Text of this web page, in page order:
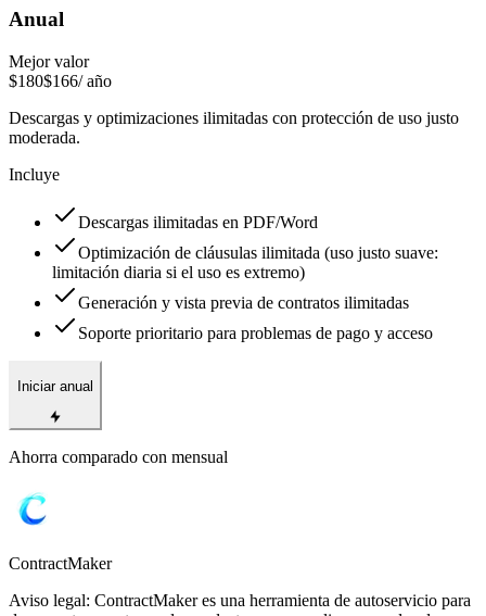
Anual
Mejor valor
$180$166/ año
Descargas y optimizaciones ilimitadas con protección de uso justo
moderada.
Incluye
Descargas ilimitadas en PDF/Word
Optimización de cláusulas ilimitada (uso justo suave:
limitación diaria si el uso es extremo)
Generación y vista previa de contratos ilimitadas
Soporte prioritario para problemas de pago y acceso
Iniciar anual
Ahorra comparado con mensual
ContractMaker
Aviso legal: ContractMaker es una herramienta de autoservicio para